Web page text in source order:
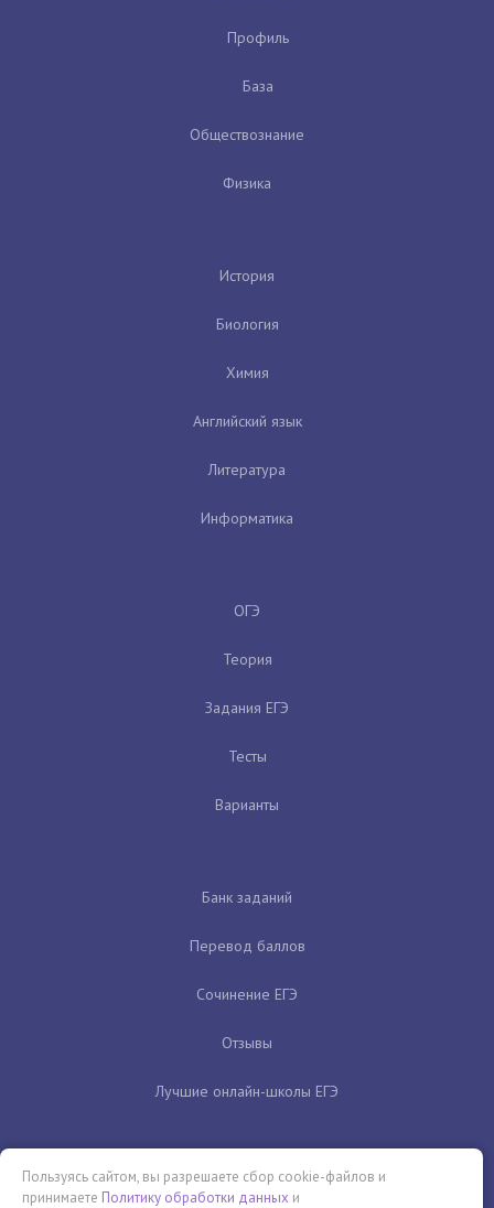
Профиль
База
Обществознание
Физика
История
Биология
Химия
Английский язык
Литература
Информатика
ОГЭ
Теория
Задания ЕГЭ
Тесты
Варианты
Банк заданий
Перевод баллов
Сочинение ЕГЭ
Отзывы
Лучшие онлайн-школы ЕГЭ
Пользуясь сайтом, вы разрешаете сбор cookie-файлов и
принимаете Политику обработки данных и